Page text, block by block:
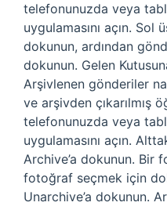
telefonunuzda veya
uygulamasını açın. Sol
dokunun, ardından
dokunun. Gelen
Arşivlenen gönderiler
ve arşivden çıkarılmış
telefonunuzda veya
uygulamasını açın.
Archive’a dokunun. Bir
fotoğraf seçmek için
Unarchive’a dokunun.